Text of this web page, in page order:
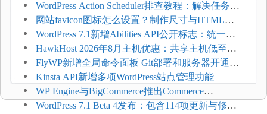
WordPress Action Scheduler排查教程：解决任务积
压和订单延迟
网站favicon图标怎么设置？制作尺寸与HTML添
加方法
WordPress 7.1新增Abilities API公开标志：统一支
持REST API、MCP与AI代理
HawkHost 2026年8月主机优惠：共享主机低至
$2.61/月，高性能主机同步折扣
FlyWP新增全局命令面板 Git部署和服务器开通更
方便
Kinsta API新增多项WordPress站点管理功能
WP Engine与BigCommerce推出Commerce
Connect：WordPress商店可保留前台体验并扩展电
WordPress 7.1 Beta 4发布：包含114项更新与修